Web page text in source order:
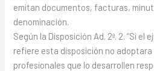
emitan documentos, facturas,
denominación.
Según la Disposición Ad. 2ª. 2. “Si
refiere esta disposición no
profesionales que lo desarrollen